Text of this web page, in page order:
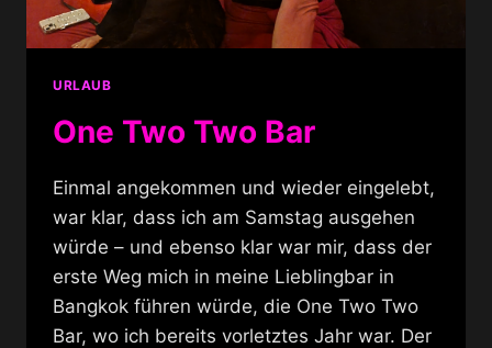
URLAUB
One Two Two Bar
Einmal angekommen und wieder eingelebt,
war klar, dass ich am Samstag ausgehen
würde – und ebenso klar war mir, dass der
erste Weg mich in meine Lieblingbar in
Bangkok führen würde, die One Two Two
Bar, wo ich bereits vorletztes Jahr war. Der